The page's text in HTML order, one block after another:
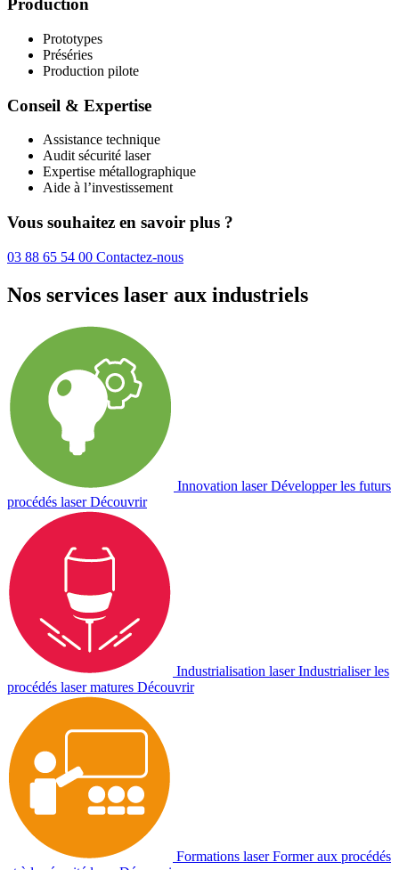
Production
Prototypes
Préséries
Production pilote
Conseil & Expertise
Assistance technique
Audit sécurité laser
Expertise métallographique
Aide à l’investissement
Vous souhaitez en savoir plus ?
03 88 65 54 00 Contactez-nous
Nos services laser aux industriels
Innovation laser Développer les futurs
procédés laser Découvrir
Industrialisation laser Industrialiser les
procédés laser matures Découvrir
Formations laser Former aux procédés